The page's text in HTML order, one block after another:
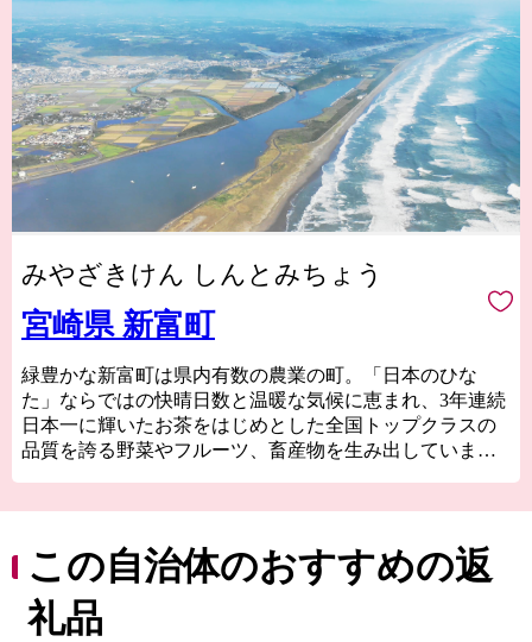
みやざきけん しんとみちょう
宮崎県 新富町
緑豊かな新富町は県内有数の農業の町。「日本のひな
た」ならではの快晴日数と温暖な気候に恵まれ、3年連続
日本一に輝いたお茶をはじめとした全国トップクラスの
品質を誇る野菜やフルーツ、畜産物を生み出していま
チ」のブランドは、各種メディアに取り上げられたほ
か、銀座の一流菓子店に愛用されるなど、全国的に高い
知名度を得ています。
この自治体のおすすめの返
礼品